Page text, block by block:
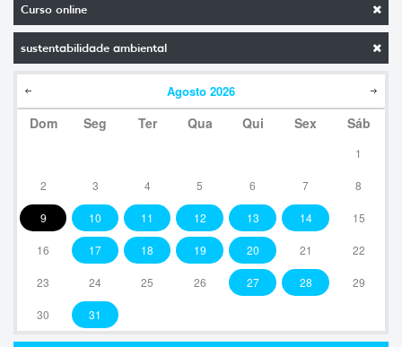
Curso online
sustentabilidade ambiental
Agosto 2026
Dom Seg Ter Qua Qui Sex Sáb
1
2 3 4 5 6 7 8
9 10 11 12 13 14 15
16 17 18 19 20 21 22
23 24 25 26 27 28 29
30 31